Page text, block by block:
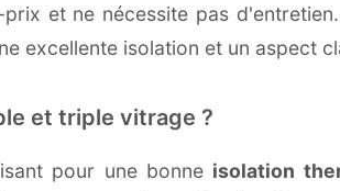
et ne nécessite pas
excellente isolation et un aspect
et triple vitrage ?
pour une bonne isolation